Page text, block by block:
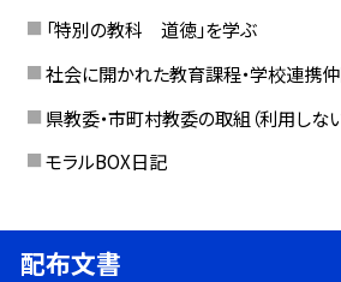
「特別の教科 道徳」を学ぶ
社会に開かれた教育課程・学校連携仲
県教委・市町村教委の取組（利用しない
モラルBOX日記
配布文書